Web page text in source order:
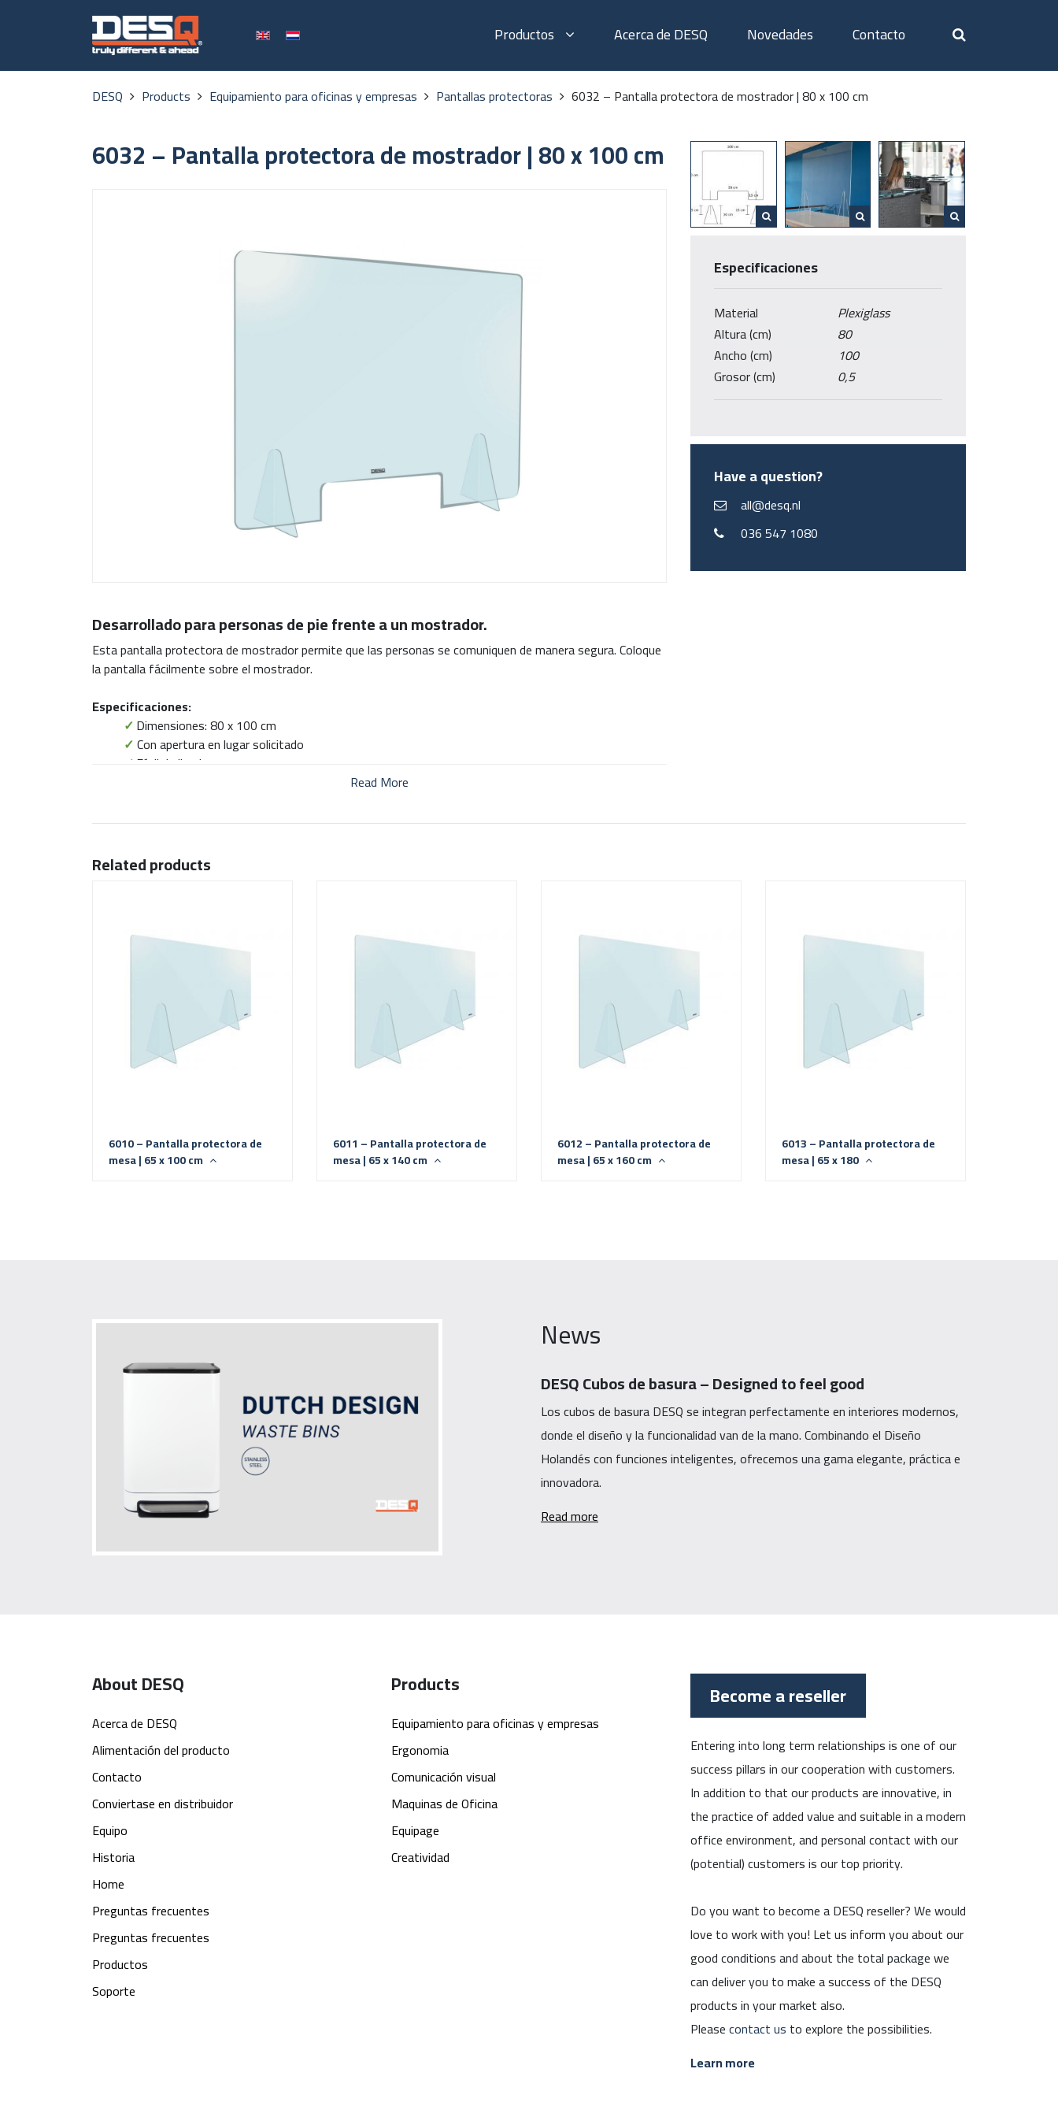
Productos Acerca de DESQ Novedades Contacto
DESQ Products Equipamiento para oficinas y empresas Pantallas protectoras 6032 – Pantalla protectora de mostrador | 80 x 100 cm
6032 – Pantalla protectora de mostrador | 80 x 100 cm
Desarrollado para personas de pie frente a un mostrador.
Esta pantalla protectora de mostrador permite que las personas se comuniquen de manera segura. Coloque
la pantalla fácilmente sobre el mostrador.
Especificaciones:
✓Dimensiones: 80 x 100 cm
✓Con apertura en lugar solicitado
✓Fácil de limpiar
Read More
Especificaciones
Material
Plexiglass
Altura (cm)
80
Ancho (cm)
100
Grosor (cm)
0,5
Have a question?
all@desq.nl
036 547 1080
Related products
6010 – Pantalla protectora de
mesa | 65 x 100 cm
6011 – Pantalla protectora de
mesa | 65 x 140 cm
6012 – Pantalla protectora de
mesa | 65 x 160 cm
6013 – Pantalla protectora de
mesa | 65 x 180
News
DESQ Cubos de basura – Designed to feel good
Los cubos de basura DESQ se integran perfectamente en interiores modernos,
donde el diseño y la funcionalidad van de la mano. Combinando el Diseño
Holandés con funciones inteligentes, ofrecemos una gama elegante, práctica e
innovadora.
Read more
About DESQ
Acerca de DESQ
Alimentación del producto
Contacto
Conviertase en distribuidor
Equipo
Historia
Home
Preguntas frecuentes
Preguntas frecuentes
Productos
Soporte
Products
Equipamiento para oficinas y empresas
Ergonomia
Comunicación visual
Maquinas de Oficina
Equipage
Creatividad
Become a reseller
Entering into long term relationships is one of our
success pillars in our cooperation with customers.
In addition to that our products are innovative, in
the practice of added value and suitable in a modern
office environment, and personal contact with our
(potential) customers is our top priority.
Do you want to become a DESQ reseller? We would
love to work with you! Let us inform you about our
good conditions and about the total package we
can deliver you to make a success of the DESQ
products in your market also.
Pleasecontact us to explore the possibilities.
Learn more